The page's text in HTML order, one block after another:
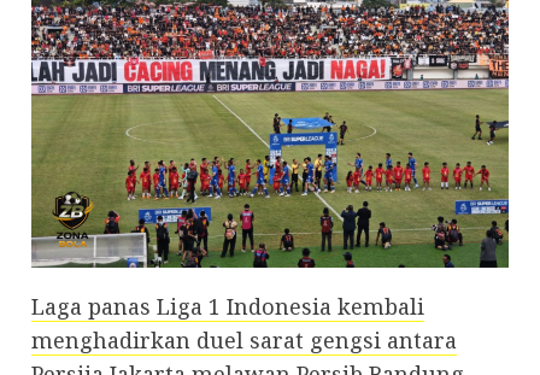
Laga panas Liga 1 Indonesia kembali
menghadirkan duel sarat gengsi antara